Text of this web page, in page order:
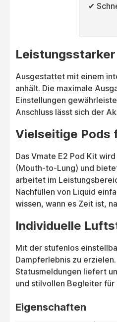
✔
Ausgestattet mit einem
anhält. Die maximale
Einstellungen
Anschluss lässt sich der
Vielseitige Pods
Das Vmate E2 Pod Kit
(Mouth-to-Lung) und
arbeitet im
Nachfüllen von Liquid
wissen, wann es Zeit ist,
Individuelle
Mit der stufenlos
Dampferlebnis zu
Statusmeldungen liefert
und stilvollen Begleiter für
Eigenschaften